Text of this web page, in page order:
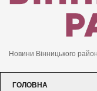
Новини Вінницького
ГОЛОВНА